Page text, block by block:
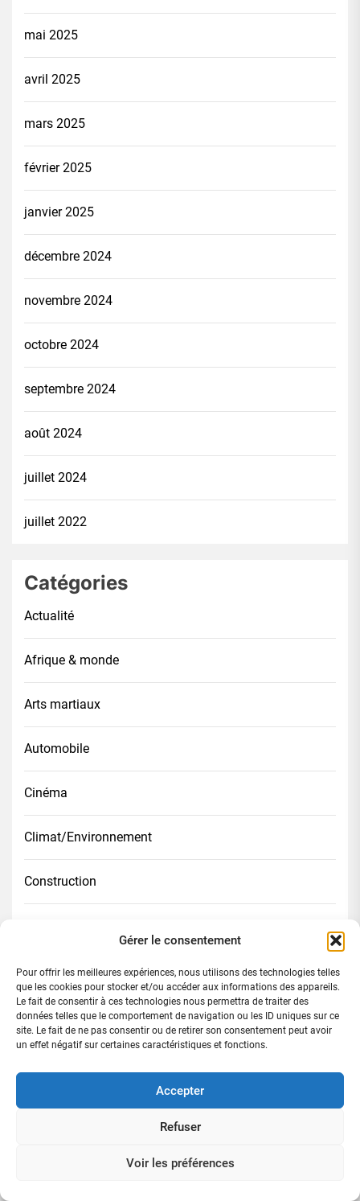
Gérer le consentement
Pour offrir les meilleures expériences, nous utilisons des technologies telles
que les cookies pour stocker et/ou accéder aux informations des appareils.
Le fait de consentir à ces technologies nous permettra de traiter des
données telles que le comportement de navigation ou les ID uniques sur ce
site. Le fait de ne pas consentir ou de retirer son consentement peut avoir
un effet négatif sur certaines caractéristiques et fonctions.
Accepter
Refuser
Voir les préférences
mai 2025
avril 2025
mars 2025
février 2025
janvier 2025
décembre 2024
novembre 2024
octobre 2024
septembre 2024
août 2024
juillet 2024
juillet 2022
Catégories
Actualité
Afrique & monde
Arts martiaux
Automobile
Cinéma
Climat/Environnement
Construction
Digital
Diplomatie